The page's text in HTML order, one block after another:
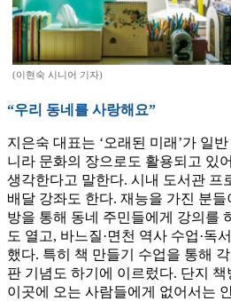
(이현숙 시니어 기자)
“우리 동네를 사랑해요”
지은숙 대표는 ‘오래된 미래’가 일
니라 문화의 장으로도 활용되고 있
생각한다고 말한다. 시내 도서관 프
배달 강좌도 한다. 재능을 가진 분
방을 통해 동네 주민들에게 강의를
도 열고, 바느질·면천 역사 수업·독
했다. 특히 책 만들기 수업을 통해
판 기념도 하기에 이르렀다. 단지
이곳에 오는 사람들에게 없어서는